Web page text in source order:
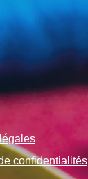
confidentialités